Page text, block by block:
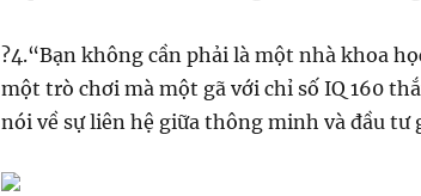
?4.“Bạn không cần phải là một nhà khoa
một trò chơi mà một gã với chỉ số IQ 160
nói về sự liên hệ giữa thông minh và đầu tư